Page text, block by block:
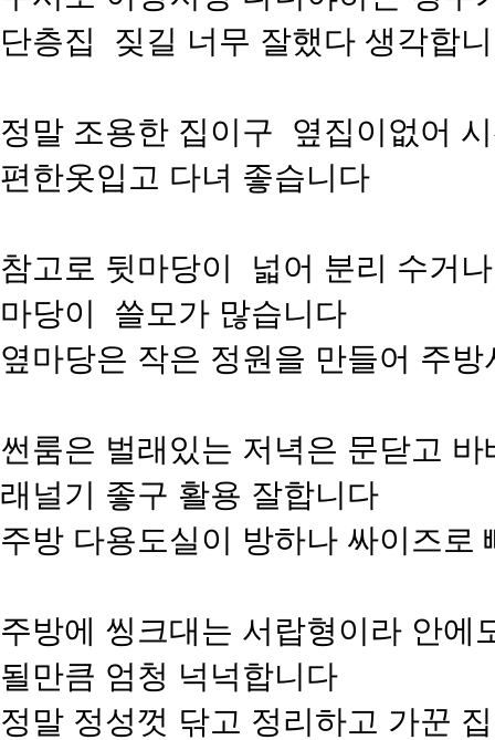
단층집 짖길 너무 잘했다 생각합
정말 조용한 집이구 옆집이없어
편한옷입고 다녀 좋습니다
참고로 뒷마당이 넓어 분리 수거
마당이 쓸모가 많습니다
옆마당은 작은 정원을 만들어 주
썬룸은 벌래있는 저녁은 문닫고
래널기 좋구 활용 잘합니다
주방 다용도실이 방하나 싸이즈로
주방에 씽크대는 서랍형이라 안에
될만큼 엄청 넉넉합니다
정말 정성껏 닦고 정리하고 가꾼